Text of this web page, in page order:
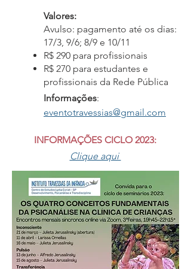
Valores:
Avulso: pagamento até os dias:
17/3, 9/6; 8/9 e 10/11
R$ 290 para profissionais
R$ 270 para estudantes e
profissionais da Rede Pública
Informações:
eventotravessias@gmail.com
INFORMAÇÕES CICLO 2023:
Clique aqui